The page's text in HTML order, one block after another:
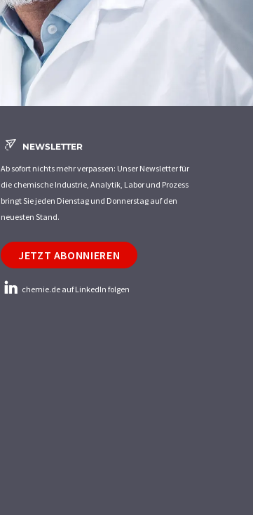
NEWSLETTER
Ab sofort nichts mehr verpassen: Unser Newsletter für
die chemische Industrie, Analytik, Labor und Prozess
bringt Sie jeden Dienstag und Donnerstag auf den
neuesten Stand.
JETZT ABONNIEREN
chemie.de auf LinkedIn folgen